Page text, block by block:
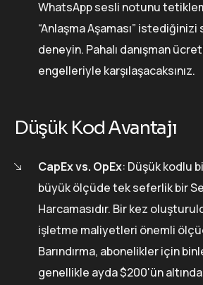
WhatsApp sesli notunu
“Anlaşma Aşaması”
deneyin. Pahalı danışman
engelleriyle karşılaşacaksınız.
Düşük Kod Avantajı
CapEx vs. OpEx: Düşük kodlu
büyük ölçüde tek seferlik bir
Harcamasıdır. Bir kez
işletme maliyetleri önemli
Barındırma, abonelikler için
genellikle ayda $200'ün